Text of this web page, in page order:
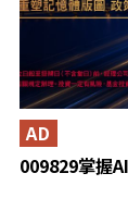
009829掌握
AD